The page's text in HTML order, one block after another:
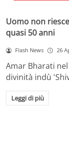
Uomo non
quasi 50 anni
Flash News 26
Amar Bharati
divinità indù
Leggi di più